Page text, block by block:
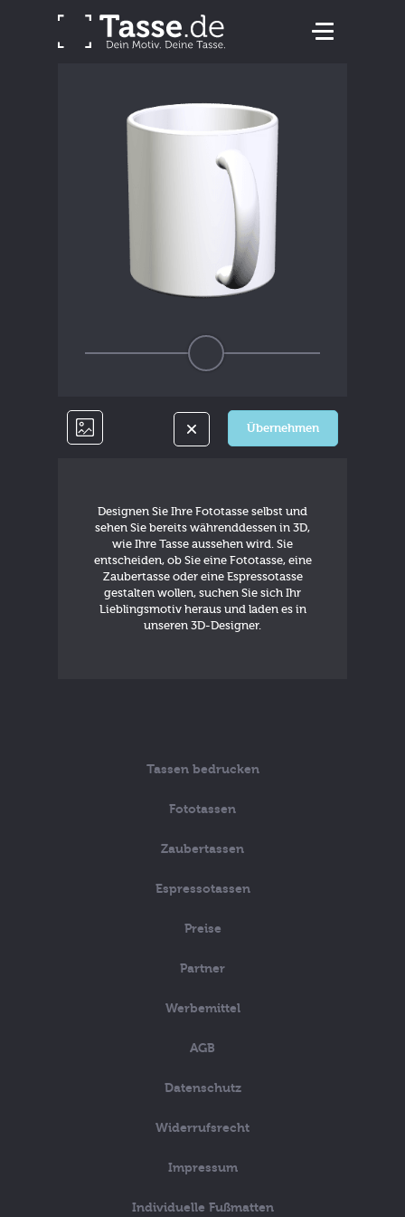
Übernehmen
Designen Sie Ihre Fototasse selbst und
sehen Sie bereits währenddessen in 3D,
wie Ihre Tasse aussehen wird. Sie
entscheiden, ob Sie eine Fototasse, eine
Zaubertasse oder eine Espressotasse
gestalten wollen, suchen Sie sich Ihr
Lieblingsmotiv heraus und laden es in
unseren 3D-Designer.
Tassen bedrucken
Fototassen
Zaubertassen
Espressotassen
Preise
Partner
Werbemittel
AGB
Datenschutz
Widerrufsrecht
Impressum
Individuelle Fußmatten